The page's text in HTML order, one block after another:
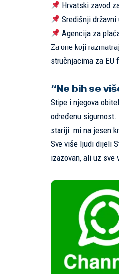
Hrvatski zavod
Središnji
Agencija za
Za one koji
stručnjacima za EU
“Ne bih se
Stipe i njegova
određenu
stariji mi na jesen
Sve više ljudi dijeli
izazovan, ali uz sve